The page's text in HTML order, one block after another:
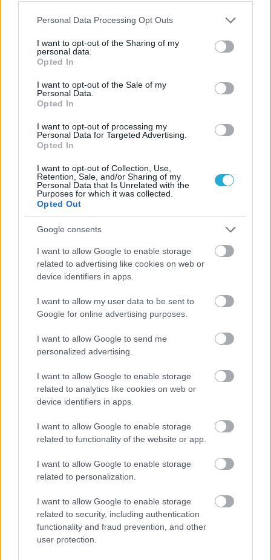
Please note that this website/app uses one or more Google
not limited to your visit or usage behaviour. You may click to
grant or deny consent to Google and its third-party tags to
use your data for below specified purposes in below Google
consent section.
Personal Data Processing Opt Outs
I want to opt-out of the Sharing of my
personal data.
Opted In
I want to opt-out of the Sale of my
Personal Data.
Opted In
I want to opt-out of processing my
Personal Data for Targeted Advertising.
Opted In
I want to opt-out of Collection, Use,
Retention, Sale, and/or Sharing of my
Personal Data that Is Unrelated with the
Purposes for which it was collected.
Opted Out
Google consents
I want to allow Google to enable storage
related to advertising like cookies on web or
device identifiers in apps.
I want to allow my user data to be sent to
Google for online advertising purposes.
I want to allow Google to send me
personalized advertising.
I want to allow Google to enable storage
related to analytics like cookies on web or
device identifiers in apps.
I want to allow Google to enable storage
related to functionality of the website or app.
I want to allow Google to enable storage
related to personalization.
I want to allow Google to enable storage
related to security, including authentication
functionality and fraud prevention, and other
user protection.
ΡΟΗ ΕΙΔΗΣΕΩΝ
06/08/2026
Η FIVB σχεδιάζει να διοργανώσει το Παγκόσμιο
Πρωτάθλημα τον Δεκέμβριο – Αντιδρούν οι σύλλογοι
06/08/2026
Έτοιμη για… υψηλές πτήσεις η Μπενφίκα του Ψάρρα
με τον «Ιπτάμενο Ολλανδό» Βίλτενμπουργκ
Ισόπαλο το πρωτο φιλικό τεστ της Εθνικής στο
Ουρμπίνο
05/08/2026
Πανεπιστημίου Πατρών
Πρώτο δυνατό τεστ της Εθνικής Γυναικών επί ιταλικού
εδάφους με Σουηδία
05/08/2026
Η Καλαπόδα, «μία φίλη απ’ τα παλιά», ορθώνει το
ανάστημά της ξανά στη Σαντορίνη